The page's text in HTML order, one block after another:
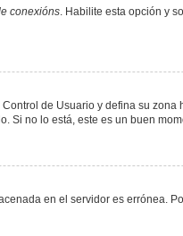
conexións. Habilite esta opción y
de Usuario y defina su
Si no lo está, este es un buen
en el servidor es errónea.